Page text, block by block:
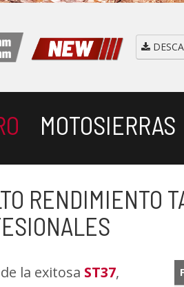
MOTOSIERRAS
RENDIMIENTO
la exitosa ST37,